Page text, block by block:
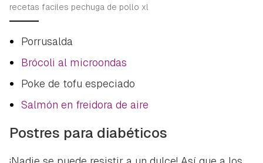
recetas faciles pechuga de pollo xl
Porrusalda
Brócoli al microondas
Poke de tofu especiado
Salmón en freidora de aire
Postres para diabéticos